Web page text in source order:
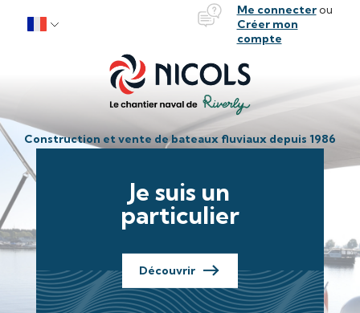
Aller au contenu
Bateaux Nicols Me connecterou
Créer mon
compte
Construction et vente de bateaux fluviaux depuis 1986
Je suis un
particulier
Découvrir